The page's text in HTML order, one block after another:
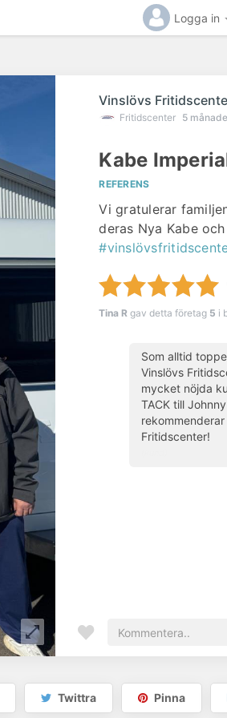
Logga in
Vinslövs
Fritidscenter 5
Kabe
REFERENS
Vi gratulerar
deras Nya Kabe
Tina R gav detta företag 5 i
Som alltid
Vinslövs
mycket nöjda
TACK till
Fritidscenter!
Twittra Pinna